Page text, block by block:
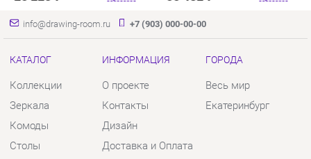
Комоды
Стулья
Тумбы
Шкафы
Комплектующие
Дизайн
Скидки и Акции
Политика
Гарантия
Помощь